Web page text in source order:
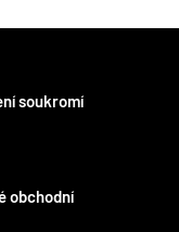
obchodní
soukromí